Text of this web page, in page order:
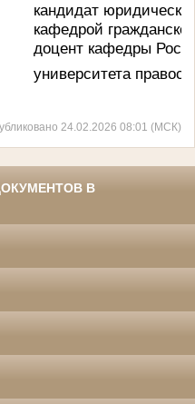
кандидат
кафедрой
доцент кафедры
университета
24.02.2026 08:01 (МСК)
В